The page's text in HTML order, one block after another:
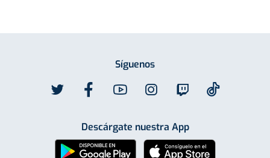
Síguenos
Descárgate nuestra App